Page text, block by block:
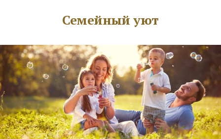
Семейный уют